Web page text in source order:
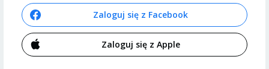
Zaloguj się z Facebook
Zaloguj się z Apple